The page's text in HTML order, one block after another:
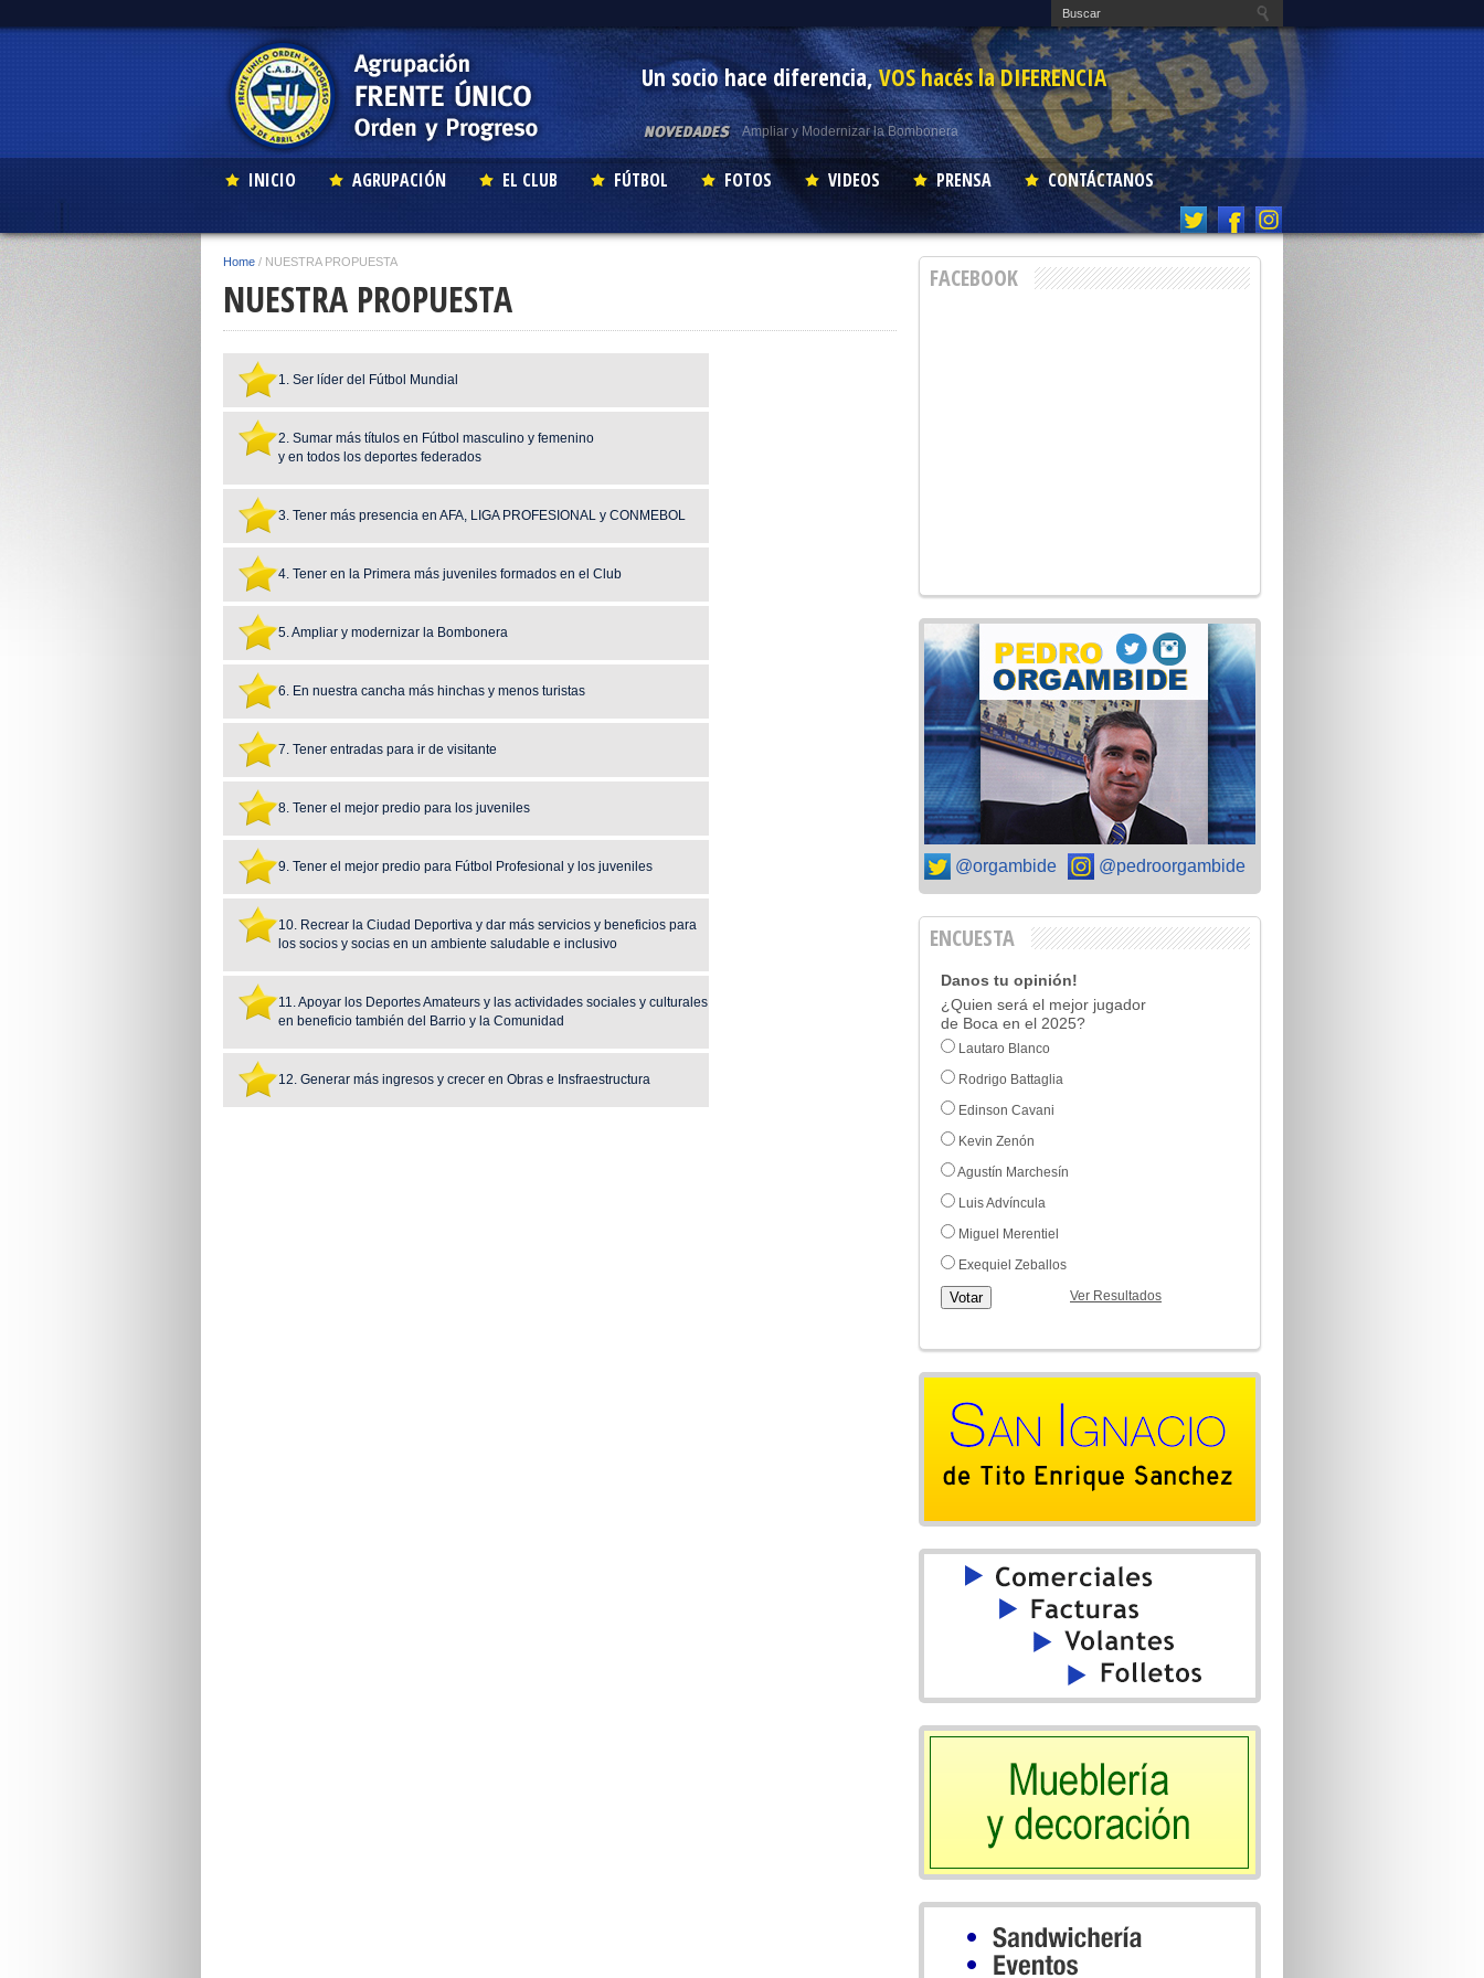
Un socio hace diferencia,VOS hacés la DIFERENCIA
Acerca de los Cinco Grandes
COMPROMISO BOMBONERA
MENSAJE A LOS BOQUENSES
Ampliar y Modernizar la Bombonera
INICIO AGRUPACIÓN EL CLUB FÚTBOL FOTOS VIDEOS PRENSA CONTÁCTANOS
Home / NUESTRA PROPUESTA
NUESTRA PROPUESTA
1. Ser líder del Fútbol Mundial
2. Sumar más títulos en Fútbol masculino y femenino
y en todos los deportes federados
3. Tener más presencia en AFA, LIGA PROFESIONAL y CONMEBOL
4. Tener en la Primera más juveniles formados en el Club
5. Ampliar y modernizar la Bombonera
6. En nuestra cancha más hinchas y menos turistas
7. Tener entradas para ir de visitante
8. Tener el mejor predio para los juveniles
9. Tener el mejor predio para Fútbol Profesional y los juveniles
10. Recrear la Ciudad Deportiva y dar más servicios y beneficios para
los socios y socias en un ambiente saludable e inclusivo
11. Apoyar los Deportes Amateurs y las actividades sociales y culturales
en beneficio también del Barrio y la Comunidad
12. Generar más ingresos y crecer en Obras e Insfraestructura
FACEBOOK
@orgambide @pedroorgambide
ENCUESTA
Danos tu opinión!
¿Quien será el mejor jugador
de Boca en el 2025?
Lautaro Blanco
Rodrigo Battaglia
Edinson Cavani
Kevin Zenón
Agustín Marchesín
Luis Advíncula
Miguel Merentiel
Exequiel Zeballos
Votar Ver Resultados